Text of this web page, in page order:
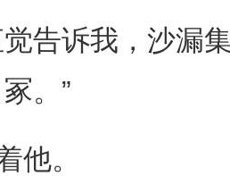
诉我，沙漏集
。”
。